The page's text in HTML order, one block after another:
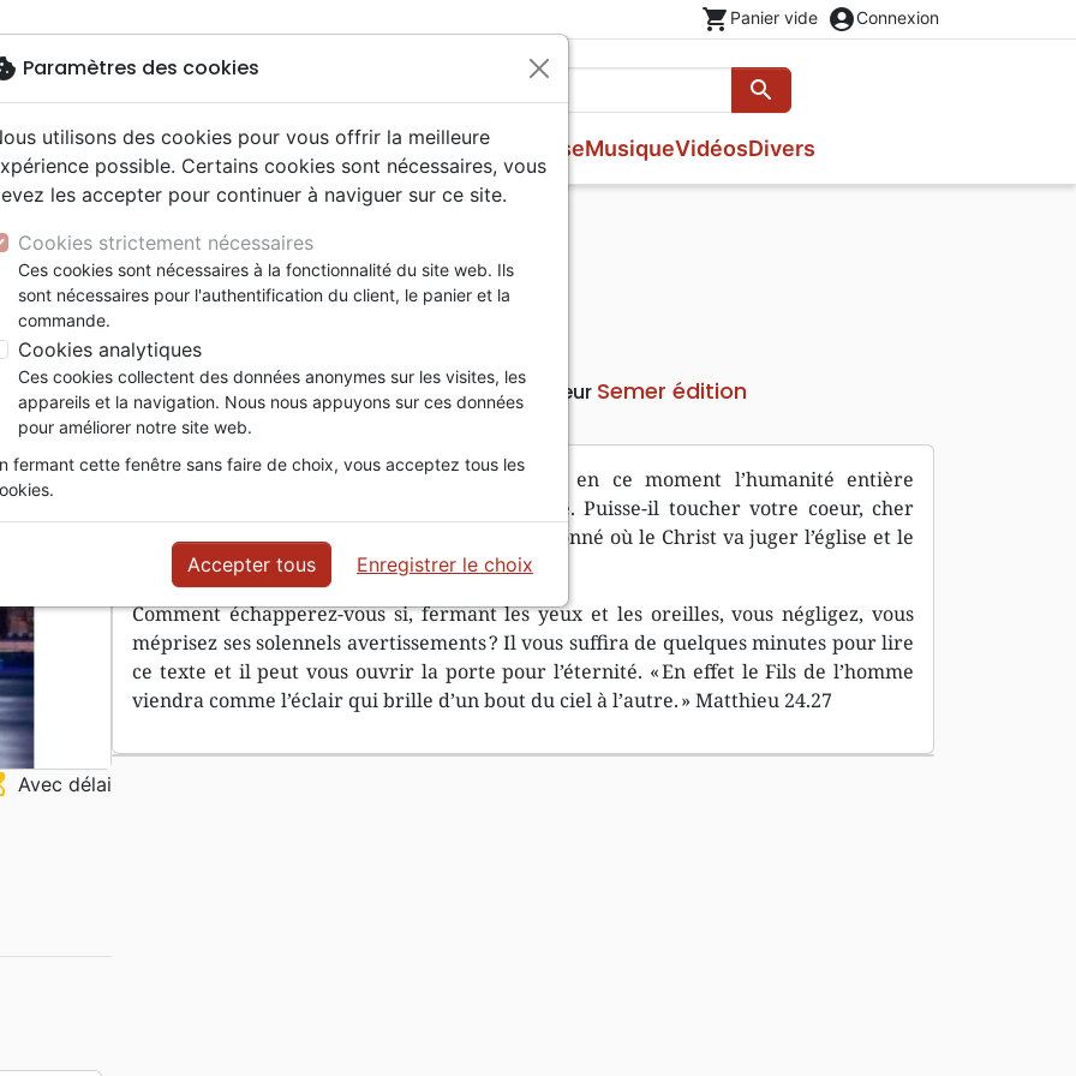
shopping_cart Panier vide account_circleConnexion
search
Rechercher
NouveautésBibles
courant
Français fondamental
Autres versions
Bibles d'étude
Bibles audio
Livres
sectes
adoration, louange
Famille, couple
Personne, santé
Ethique, société, politique
Religions
Jeunesse
ans
Adolescents, jeunes
Enseignement jeunesse
Musique
Noël, Musique de fête
Recueils et partitions
Vidéos
reportages
animés
Concerts, spectacles
Divers
Willow Tree
Objets cadeaux
Jeux
Fourres de Bible
et traités Un sera pris, l'autre laissé (L')
L'un sera pris, l'autre laissé
Pasteur A. Antomarchi
RéférenceSEM2274 EAN9782490722747 Editeur Semer édition
Description
Les événements tragiques qui bouleversent en ce moment l’humanité entière
donnent à cet écrit la plus brûlante actualité. Puisse-il toucher votre coeur, cher
lecteur, car ne vous y trompez pas, l’heure a sonné où le Christ va juger l’église et le
monde.
Comment échapperez-vous si, fermant les yeux et les oreilles, vous négligez, vous
méprisez ses solennels avertissements ? Il vous suffira de quelques minutes pour lire
ce texte et il peut vous ouvrir la porte pour l’éternité. « En effet le Fils de l’homme
viendra comme l’éclair qui brille d’un bout du ciel à l’autre. » Matthieu 24.27
Avec délai
Paramètres des cookies
utilisons des cookies pour vous offrir la meilleure
possible. Certains cookies sont nécessaires, vous
les accepter pour continuer à naviguer sur ce site.
Cookies strictement nécessaires
Ces cookies sont nécessaires à la fonctionnalité du site web. Ils
sont nécessaires pour l'authentification du client, le panier et la
commande.
Cookies analytiques
Ces cookies collectent des données anonymes sur les visites, les
appareils et la navigation. Nous nous appuyons sur ces données
pour améliorer notre site web.
fermant cette fenêtre sans faire de choix, vous acceptez tous les
Accepter tous Enregistrer le choix